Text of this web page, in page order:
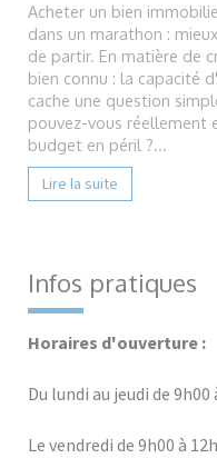
Acheter un bien
dans un marathon :
de partir. En matière de
bien connu : la capacité
cache une question
pouvez-vous réellement
budget en péril ?...
Lire la suite
Infos pratiques
Horaires d'ouverture :
Du lundi au jeudi de
Le vendredi de 9h00 à